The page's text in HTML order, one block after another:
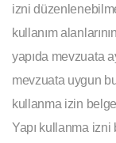
izni
kullanım
yapıda mevzuata
mevzuata uygun
kullanma izin
Yapı kullanma izni